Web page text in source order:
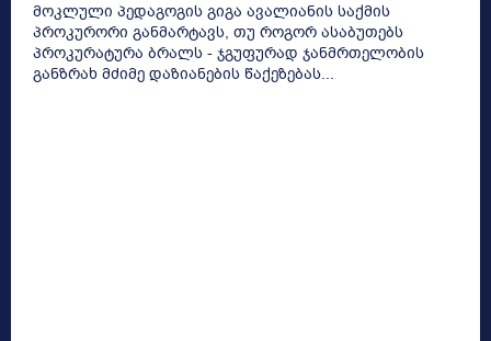
მოკლული პედაგოგის გიგა ავალიანის საქმის
პროკურორი განმარტავს, თუ როგორ ასაბუთებს
პროკურატურა ბრალს - ჯგუფურად ჯანმრთელობის
განზრახ მძიმე დაზიანების წაქეზებას...